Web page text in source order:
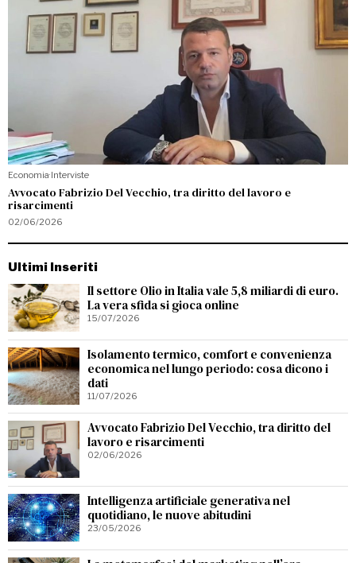
Economia·Interviste
Avvocato Fabrizio Del Vecchio, tra diritto del lavoro e
risarcimenti
02/06/2026
Ultimi Inseriti
Il settore Olio in Italia vale 5,8 miliardi di euro.
La vera sfida si gioca online
15/07/2026
Isolamento termico, comfort e convenienza
economica nel lungo periodo: cosa dicono i
dati
11/07/2026
Avvocato Fabrizio Del Vecchio, tra diritto del
lavoro e risarcimenti
02/06/2026
Intelligenza artificiale generativa nel
quotidiano, le nuove abitudini
23/05/2026